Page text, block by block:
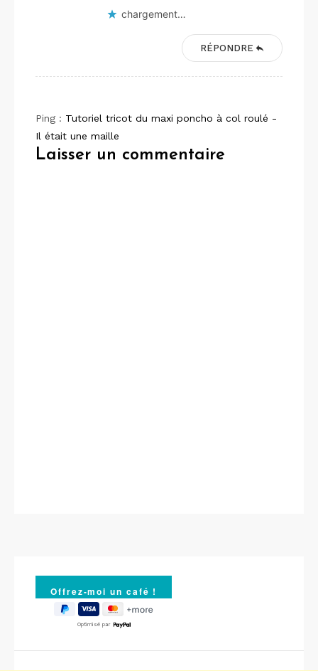
chargement…
RÉPONDRE
Ping : Tutoriel tricot du maxi poncho à col roulé -
Il était une maille
Laisser un commentaire
Optimisé par